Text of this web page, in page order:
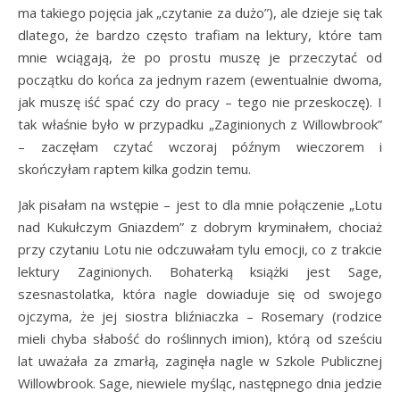
ma takiego pojęcia jak „czytanie za dużo”), ale dzieje się tak
dlatego, że bardzo często trafiam na lektury, które tam
mnie wciągają, że po prostu muszę je przeczytać od
początku do końca za jednym razem (ewentualnie dwoma,
jak muszę iść spać czy do pracy – tego nie przeskoczę). I
tak właśnie było w przypadku „Zaginionych z Willowbrook”
– zaczęłam czytać wczoraj późnym wieczorem i
skończyłam raptem kilka godzin temu.
Jak pisałam na wstępie – jest to dla mnie połączenie „Lotu
nad Kukułczym Gniazdem” z dobrym kryminałem, chociaż
przy czytaniu Lotu nie odczuwałam tylu emocji, co z trakcie
lektury Zaginionych. Bohaterką książki jest Sage,
szesnastolatka, która nagle dowiaduje się od swojego
ojczyma, że jej siostra bliźniaczka – Rosemary (rodzice
mieli chyba słabość do roślinnych imion), którą od sześciu
lat uważała za zmarłą, zaginęła nagle w Szkole Publicznej
Willowbrook. Sage, niewiele myśląc, następnego dnia jedzie